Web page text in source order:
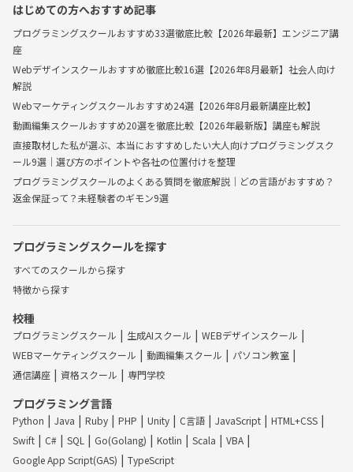
はじめての方へおすすめ記事
プログラミングスクールおすすめ33選徹底比較【2026年最新】エンジニア講
座
Webデザインスクールおすすめ徹底比較16選【2026年8月最新】社会人向け
解説
Webマーケティングスクールおすすめ24選【2026年8月最新講座比較】
動画編集スクールおすすめ20選を徹底比較【2026年最新版】講座も解説
直接取材した私が選ぶ、本当におすすめしたい大人向けプログラミングスク
ール9選｜選び方のポイントや各社の位置付けを整理
プログラミングスクールのよくある質問を徹底解説｜どの言語がおすすめ？
返金保証って？未経験者のギモン9選
プログラミングスクールを探す
すべてのスクールから探す
特徴から探す
校種
プログラミングスクール 生成AIスクール
WEBデザインスクール
WEBマーケティングスクール
動画編集スクール
パソコン教室
通信講座
資格スクール 専門学校
プログラミング言語
Python Java Ruby PHP Unity C言語 JavaScript
HTML+CSS
Swift
C# SQL Go(Golang) Kotlin Scala
VBA
Google App Script(GAS)
TypeScript